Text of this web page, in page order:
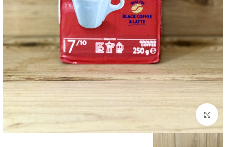
بزرگنمایی تصویر